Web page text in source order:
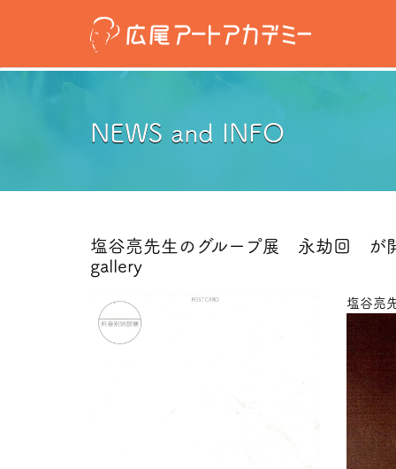
NEWS and INFO
塩谷亮先生のグループ展 永劫回
gallery
塩谷亮